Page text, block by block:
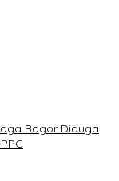
Bogor Diduga